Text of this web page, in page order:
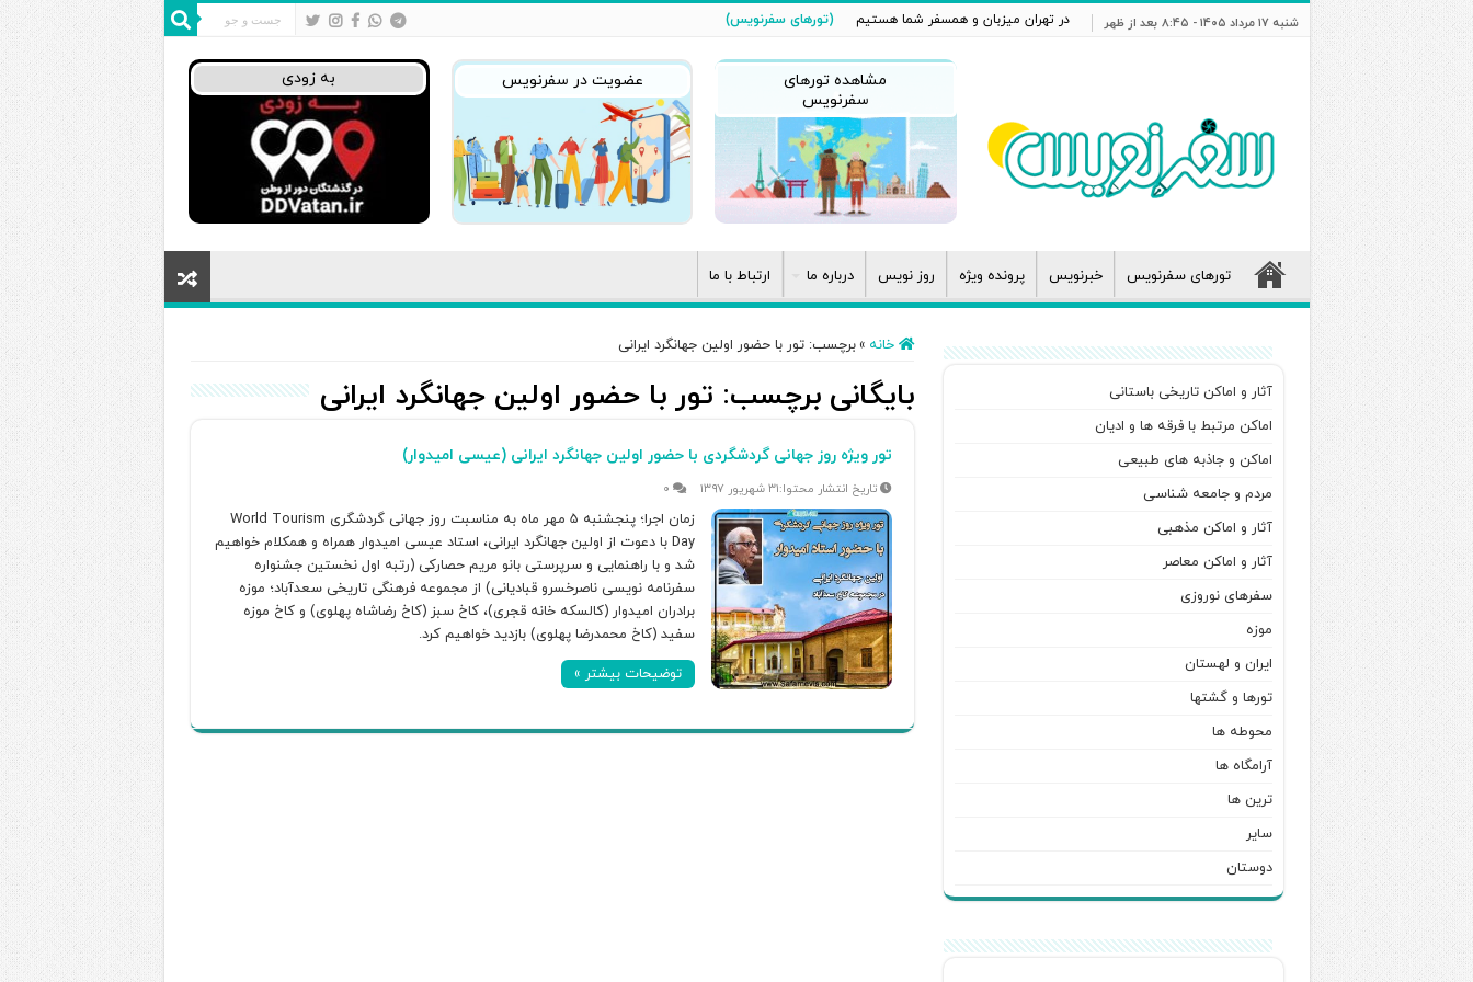
شنبه ۱۷ مرداد ۱۴۰۵ - ۸:۴۵ بعد از ظهر در تهران میزبان و همسفر شما هستیم (تورهای سفرنویس)
مشاهده تورهای
سفرنویس
عضویت در سفرنویس به زودی
تورهای سفرنویس خبرنویس پرونده ویژه روز نویس درباره ما ارتباط با ما
خانه »برچسب:تور با حضور اولین جهانگرد ایرانی
بایگانی برچسب: تور با حضور اولین جهانگرد ایرانی
تور ویژه روز جهانی گردشگردی با حضور اولین جهانگرد ایرانی (عیسی امیدوار)
۳۱ شهریور ۱۳۹۷ ۰
زمان اجرا؛ پنجشنبه 5 مهر ماه به مناسبت روز جهانی گردشگری World Tourism
Day با دعوت از اولین جهانگرد ایرانی، استاد عیسی امیدوار همراه و همکلام خواهیم
شد و با راهنمایی و سرپرستی بانو مریم حصارکی (رتبه اول نخستین جشنواره
سفرنامه نویسی ناصرخسرو قبادیانی) از مجموعه فرهنگی تاریخی سعدآباد؛ موزه
برادران امیدوار (کالسکه خانه قجری)، کاخ سبز (کاخ رضاشاه پهلوی) و کاخ موزه
سفید (کاخ محمدرضا پهلوی) بازدید خواهیم کرد.
توضیحات بیشتر »
آثار و اماکن تاریخی باستانی
اماکن مرتبط با فرقه ها و ادیان
اماکن و جاذبه های طبیعی
مردم و جامعه شناسی
آثار و اماکن مذهبی
آثار و اماکن معاصر
سفرهای نوروزی
موزه
ایران و لهستان
تورها و گشتها
محوطه ها
آرامگاه ها
ترین ها
سایر
دوستان